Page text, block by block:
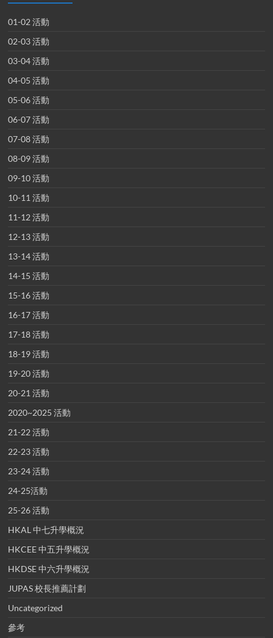
01-02 活動
02-03 活動
03-04 活動
04-05 活動
05-06 活動
06-07 活動
07-08 活動
08-09 活動
09-10 活動
10-11 活動
11-12 活動
12-13 活動
13-14 活動
14-15 活動
15-16 活動
16-17 活動
17-18 活動
18-19 活動
19-20 活動
20-21 活動
2020~2025 活動
21-22 活動
22-23 活動
23-24 活動
24-25活動
25-26 活動
HKAL 中七升學概況
HKCEE 中五升學概況
HKDSE 中六升學概況
JUPAS 校長推薦計劃
Uncategorized
參考